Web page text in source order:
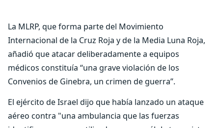
La MLRP, que forma parte del Movimiento
Internacional de la Cruz Roja y de la Media Luna Roja,
añadió que atacar deliberadamente a equipos
médicos constituía “una grave violación de los
Convenios de Ginebra, un crimen de guerra”.
El ejército de Israel dijo que había lanzado un ataque
aéreo contra "una ambulancia que las fuerzas